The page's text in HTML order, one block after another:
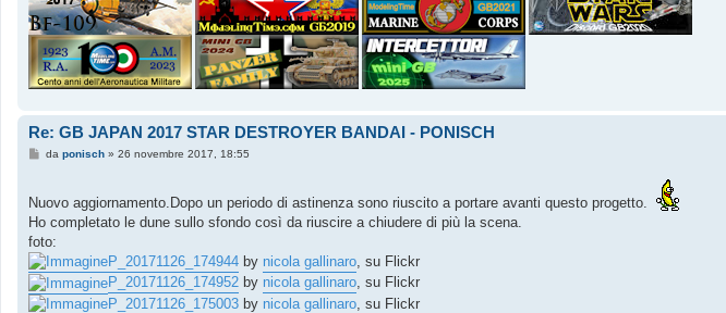
Re: GB JAPAN 2017 STAR DESTROYER BANDAI - PONISCH
M
a
g
g
i
o
da ponisch» 26 novembre 2017, 18:55
Nuovo aggiornamento.Dopo un periodo di astinenza sono riuscito a portare avanti questo progetto.
Ho completato le dune sullo sfondo così da riuscire a chiudere di più la scena.
foto:
P_20171126_174944 by nicola gallinaro , su Flickr
P_20171126_174952 by nicola gallinaro, su Flickr
P_20171126_175003 by nicola gallinaro , su Flickr